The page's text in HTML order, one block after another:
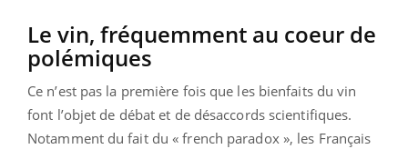
Le vin, fréquemment au coeur de
polémiques
Ce n’est pas la première fois que les bienfaits du vin
font l’objet de débat et de désaccords scientifiques.
Notamment du fait du « french paradox », les Français